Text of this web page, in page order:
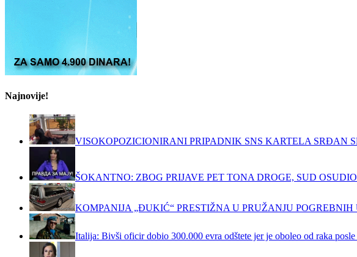
Najnovije!
VISOKOPOZICIONIRANI PRIPADNIK SNS KARTELA SRĐAN
ŠOKANTNO: ZBOG PRIJAVE PET TONA DROGE, SUD
KOMPANIJA „ĐUKIĆ“ PRESTIŽNA U PRUŽANJU POGREBNIH
Italija: Bivši oficir dobio 300.000 evra odštete jer je oboleo od raka